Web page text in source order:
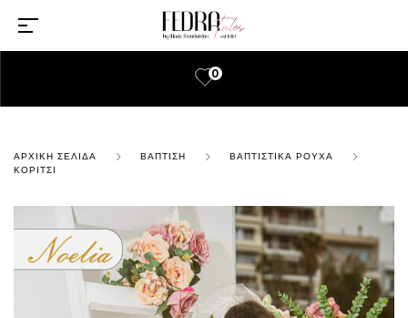
0
ΑΡΧΙΚΉ ΣΕΛΊΔΑ ΒΆΠΤΙΣΗ
ΒΑΠΤΙΣΤΙΚΆ ΡΟΎΧΑ
ΚΟΡΊΤΣΙ